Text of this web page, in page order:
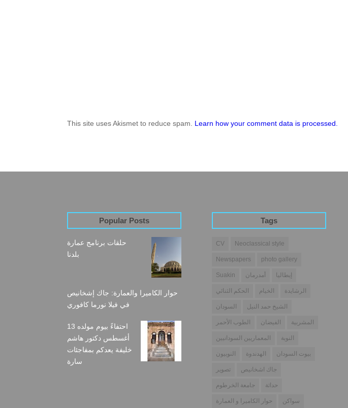
This site uses Akismet to reduce spam. Learn how your comment data is processed.
Popular Posts
حلقات برنامج عمارة
بلدنا
حوار الكاميرا والعمارة: جاك إشخانيص
في فيلا نورما كافوري
احتفاءً بيوم مولده 13
أغسطس دكتور هاشم
خليفة يعدكم بمفاجئات
سارة
Tags
CV Neoclassical style
Newspapers photo gallery
Suakin أمدرمان إيطاليا
الحكم الثنائي الخيام الرشايدة
السودان الشيخ حمد النيل
الطوب الأحمر الفيضان المشربية
المعماريين السودانيين النوبة
النوبيون الهدندوة بيوت السودان
تصوير جاك اشخانيص
جامعة الخرطوم حداثة
حوار الكاميرا و العمارة سواكن